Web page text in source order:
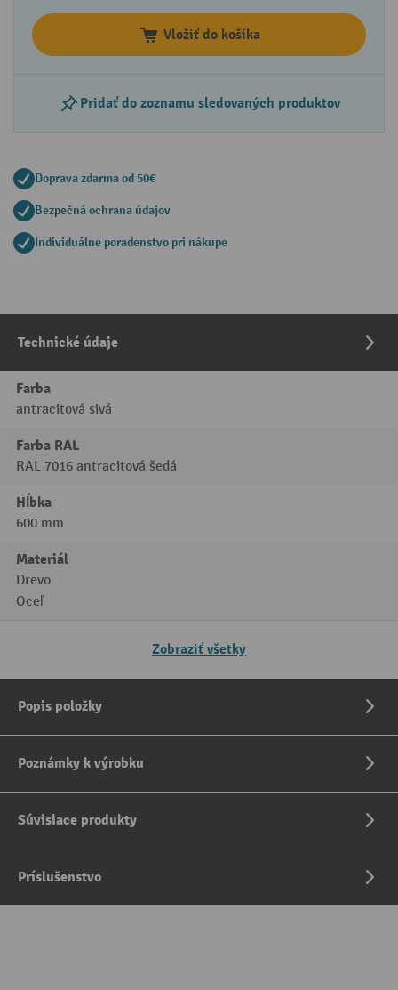
Vložiť do košíka
Pridať do zoznamu sledovaných produktov
Doprava zdarma od 50€
Bezpečná ochrana údajov
Individuálne poradenstvo pri nákupe
Technické údaje
Farba
antracitová sivá
Farba RAL
RAL 7016 antracitová šedá
Hĺbka
600 mm
Materiál
Drevo
Oceľ
Zobraziť všetky
Popis položky
Poznámky k výrobku
Súvisiace produkty
Príslušenstvo